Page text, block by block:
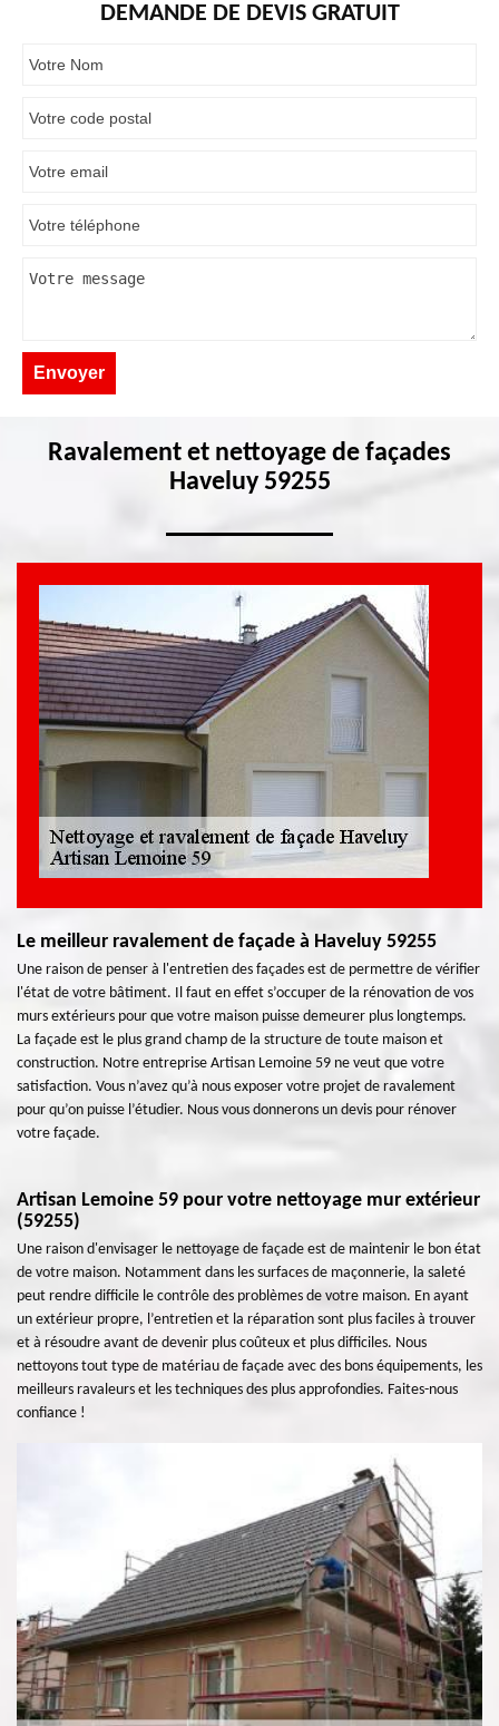
DEMANDE DE DEVIS GRATUIT
Ravalement et nettoyage de façades
Haveluy 59255
Le meilleur ravalement de façade à Haveluy 59255
Une raison de penser à l'entretien des façades est de permettre de vérifier
l'état de votre bâtiment. Il faut en effet s’occuper de la rénovation de vos
murs extérieurs pour que votre maison puisse demeurer plus longtemps.
La façade est le plus grand champ de la structure de toute maison et
construction. Notre entreprise Artisan Lemoine 59 ne veut que votre
satisfaction. Vous n’avez qu’à nous exposer votre projet de ravalement
pour qu’on puisse l’étudier. Nous vous donnerons un devis pour rénover
votre façade.
Artisan Lemoine 59 pour votre nettoyage mur extérieur
(59255)
Une raison d'envisager le nettoyage de façade est de maintenir le bon état
de votre maison. Notamment dans les surfaces de maçonnerie, la saleté
peut rendre difficile le contrôle des problèmes de votre maison. En ayant
un extérieur propre, l’entretien et la réparation sont plus faciles à trouver
et à résoudre avant de devenir plus coûteux et plus difficiles. Nous
nettoyons tout type de matériau de façade avec des bons équipements, les
meilleurs ravaleurs et les techniques des plus approfondies. Faites-nous
confiance !